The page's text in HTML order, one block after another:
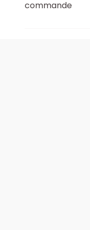
commande